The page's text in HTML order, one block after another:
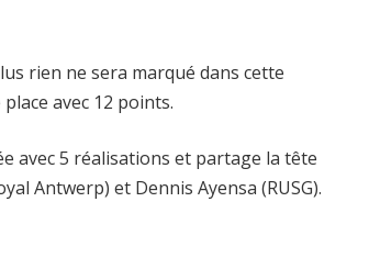
rien ne sera marqué dans cette
avec 12 points.
avec 5 réalisations et partage la tête
Antwerp) et Dennis Ayensa (RUSG).